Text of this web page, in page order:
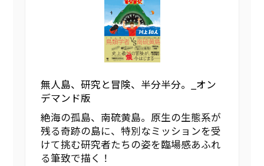
無人島、研究と冒険、半分半分。_オン
デマンド版
絶海の孤島、南硫黄島。原生の生態系が
残る奇跡の島に、特別なミッションを受
けて挑む研究者たちの姿を臨場感あふれ
る筆致で描く！